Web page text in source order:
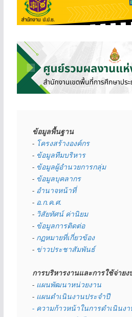
ข้อมูลพื้นฐาน
- โครงสร้างองค์กร
- ข้อมูลทีมบริหาร
- ข้อมูลผู้อำนวยการกลุ่ม
- ข้อมูลบุคลากร
- อำนาจหน้าที่
- อ.ก.ค.ศ.
- วิสัยทัศน์ ค่านิยม
- ข้อมูลการติดต่อ
- กฏหมายที่เกี่ยวข้อง
- ข่าวประชาสัมพันธ์
การบริหารงานและการใช้จ่าย
- แผนพัฒนาหน่วยงาน
- แผนดำเนินงานประจำปี
- ความก้าวหน้าในการดำเนินง